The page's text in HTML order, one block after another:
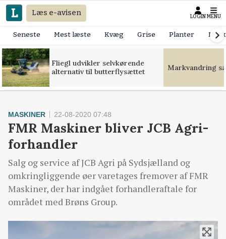
Læs e-avisen LOGIN MENU
Seneste Mest læste Kvæg Grise Planter
Fliegl udvikler selvkørende
alternativ til butterflysættet
Markvandring
MASKINER 22-08-2020 07:48
FMR Maskiner bliver JCB Agri-
forhandler
Salg og service af JCB Agri på Sydsjælland og
omkringliggende øer varetages fremover af FMR
Maskiner, der har indgået forhandleraftale for
området med Brøns Group.